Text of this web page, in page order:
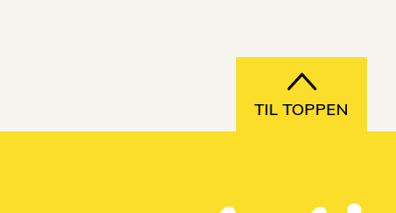
TIL TOPPEN